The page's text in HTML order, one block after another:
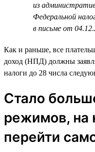
из
Федеральной
в письме от
Как и раньше, все
доход (НПД) должны
налоги до 28 числа
Стало
режимов, на
перейти